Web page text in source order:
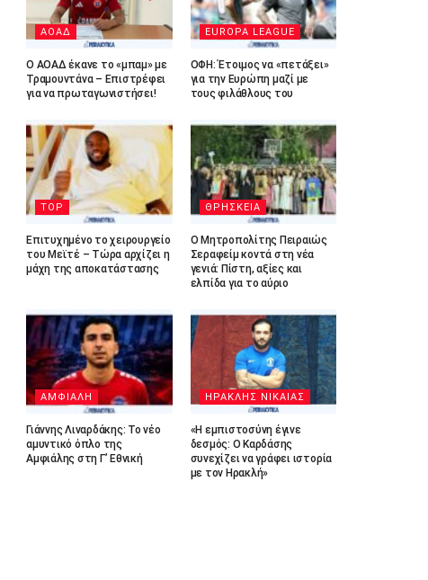
ΑΟΑΔ
Ο ΑΟΑΔ έκανε το «μπαμ» με
Τραμουντάνα – Επιστρέφει
για να πρωταγωνιστήσει!
EUROPA LEAGUE
ΟΦΗ: Έτοιμος να «πετάξει»
για την Ευρώπη μαζί με
τους φιλάθλους του
TOP
Επιτυχημένο το χειρουργείο
του Μεϊτέ – Τώρα αρχίζει η
μάχη της αποκατάστασης
ΘΡΗΣΚΕΙΑ
Ο Μητροπολίτης Πειραιώς
Σεραφείμ κοντά στη νέα
γενιά: Πίστη, αξίες και
ελπίδα για το αύριο
ΑΜΦΙΑΛΗ
Γιάννης Λιναρδάκης: Το νέο
αμυντικό όπλο της
Αμφιάλης στη Γ’ Εθνική
ΗΡΑΚΛΗΣ ΝΙΚΑΙΑΣ
«Η εμπιστοσύνη έγινε
δεσμός: Ο Καρδάσης
συνεχίζει να γράφει ιστορία
με τον Ηρακλή»